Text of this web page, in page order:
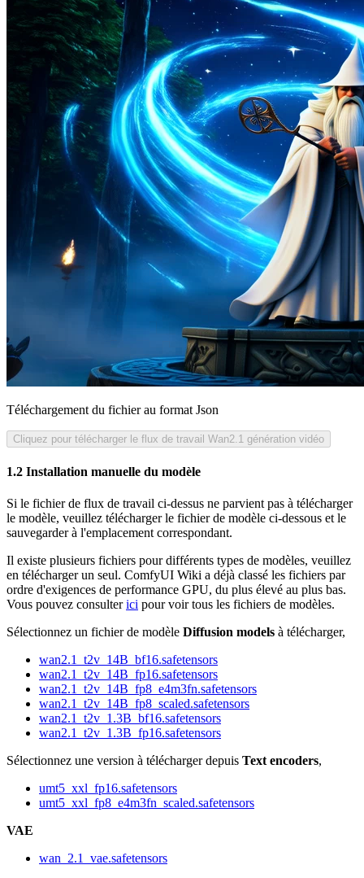
Téléchargement du fichier au format Json
Cliquez pour télécharger le flux de travail Wan2.1 génération vidéo
1.2 Installation manuelle du modèle
Si le fichier de flux de travail ci-dessus ne parvient pas à télécharger
le modèle, veuillez télécharger le fichier de modèle ci-dessous et le
sauvegarder à l'emplacement correspondant.
Il existe plusieurs fichiers pour différents types de modèles, veuillez
en télécharger un seul. ComfyUI Wiki a déjà classé les fichiers par
ordre d'exigences de performance GPU, du plus élevé au plus bas.
Vous pouvez consulterici pour voir tous les fichiers de modèles.
Sélectionnez un fichier de modèle Diffusion models à télécharger,
wan2.1_t2v_14B_bf16.safetensors
wan2.1_t2v_14B_fp16.safetensors
wan2.1_t2v_14B_fp8_e4m3fn.safetensors
wan2.1_t2v_14B_fp8_scaled.safetensors
wan2.1_t2v_1.3B_bf16.safetensors
wan2.1_t2v_1.3B_fp16.safetensors
Sélectionnez une version à télécharger depuis Text encoders,
umt5_xxl_fp16.safetensors
umt5_xxl_fp8_e4m3fn_scaled.safetensors
VAE
wan_2.1_vae.safetensors